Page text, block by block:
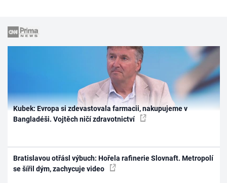
Kubek: Evropa si zdevastovala farmacii, nakupujeme v
Bangladéši. Vojtěch ničí zdravotnictví
Bratislavou otřásl výbuch: Hořela rafinerie Slovnaft. Metropolí
se šířil dým, zachycuje video